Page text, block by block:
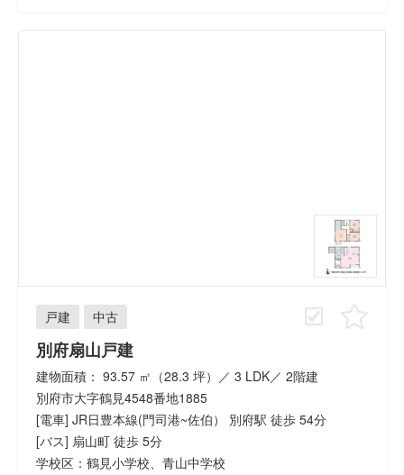
戸建 中古
別府扇山戸建
建物面積： 93.57 ㎡（28.3 坪）／ 3 LDK／ 2階建
別府市大字鶴見4548番地1885
[電車] JR日豊本線(門司港~佐伯） 別府駅 徒歩 54分
[バス] 扇山町 徒歩 5分
学校区：鶴見小学校、青山中学校